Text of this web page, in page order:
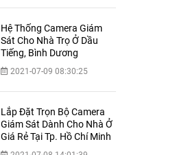
Hệ Thống Camera Giám
Sát Cho Nhà Trọ Ở Dầu
Tiếng, Bình Dương
2021-07-09 08:30:25
Lắp Đặt Trọn Bộ Camera
Giám Sát Dành Cho Nhà Ở
Giá Rẻ Tại Tp. Hồ Chí Minh